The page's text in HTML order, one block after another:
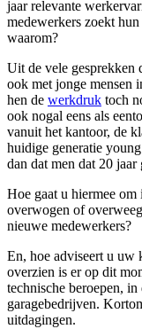
jaar relevante
medewerkers zoekt
waarom?
Uit de vele gesprekken
ook met jonge mensen
hen de werkdruk toch
ook nogal eens als
vanuit het kantoor, de
huidige generatie
dan dat men dat 20 jaar
Hoe gaat u hiermee
overwogen of
nieuwe medewerkers?
En, hoe adviseert u
overzien is er op dit
technische beroepen,
garagebedrijven.
uitdagingen.